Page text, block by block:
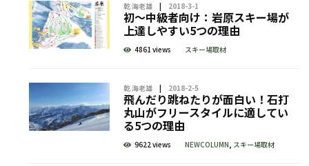
乾 海老雄 2018-3-1
初～中級者向け：岩原スキー場が
上達しやすい5つの理由
4861 views スキー場取材
乾 海老雄 2018-2-5
飛んだり跳ねたりが面白い！石打
丸山がフリースタイルに適してい
る5つの理由
9622 views NEWCOLUMN, スキー場取材